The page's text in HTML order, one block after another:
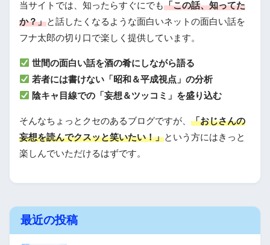
当サイトでは、知ったらすぐにでも「この話、知ってた
か？」と話したくなるような面白いネットの面白い話を
フナ太郎の切り口で楽しく提供しています。
世間の面白い話を酒の肴にしながら語る
若者には書けない「昭和＆平成視点」の分析
陰キャ目線での「妄想＆ツッコミ」を盛り込む
そんなちょっとクセのあるブログですが、 「おじさんの
妄想を読んでクスッと笑いたい！」という方にはきっと
楽しんでいただけるはずです。
最近の投稿